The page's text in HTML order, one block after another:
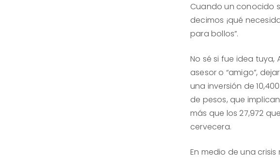
Cuando un conocido
decimos ¡qué
para bollos”.
No sé si fue idea
asesor o “amigo”,
una inversión de
de pesos, que
más que los 27,972
cervecera.
En medio de una